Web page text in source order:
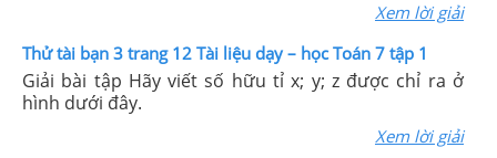
Xem lời giải
Thử tài bạn 3 trang 12 Tài liệu dạy – học Toán 7 tập 1
Giải bài tập Hãy viết số hữu tỉ x; y; z được chỉ ra ở
hình dưới đây.
Xem lời giải